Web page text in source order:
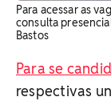
Para acessar as
consulta
Bastos
Para se
respectivas